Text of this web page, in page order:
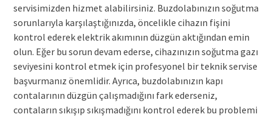
servisimizden hizmet alabilirsiniz. Buzdolabınızın soğutma
sorunlarıyla karşılaştığınızda, öncelikle cihazın fişini
kontrol ederek elektrik akımının düzgün aktığından emin
olun. Eğer bu sorun devam ederse, cihazınızın soğutma gazı
seviyesini kontrol etmek için profesyonel bir teknik servise
başvurmanız önemlidir. Ayrıca, buzdolabınızın kapı
contalarının düzgün çalışmadığını fark ederseniz,
contaların sıkışıp sıkışmadığını kontrol ederek bu problemi